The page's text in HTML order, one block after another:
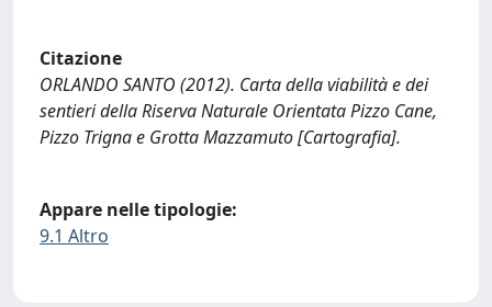
Citazione
ORLANDO SANTO (2012). Carta della viabilità e dei
sentieri della Riserva Naturale Orientata Pizzo Cane,
Pizzo Trigna e Grotta Mazzamuto [Cartografia].
Appare nelle tipologie:
9.1 Altro